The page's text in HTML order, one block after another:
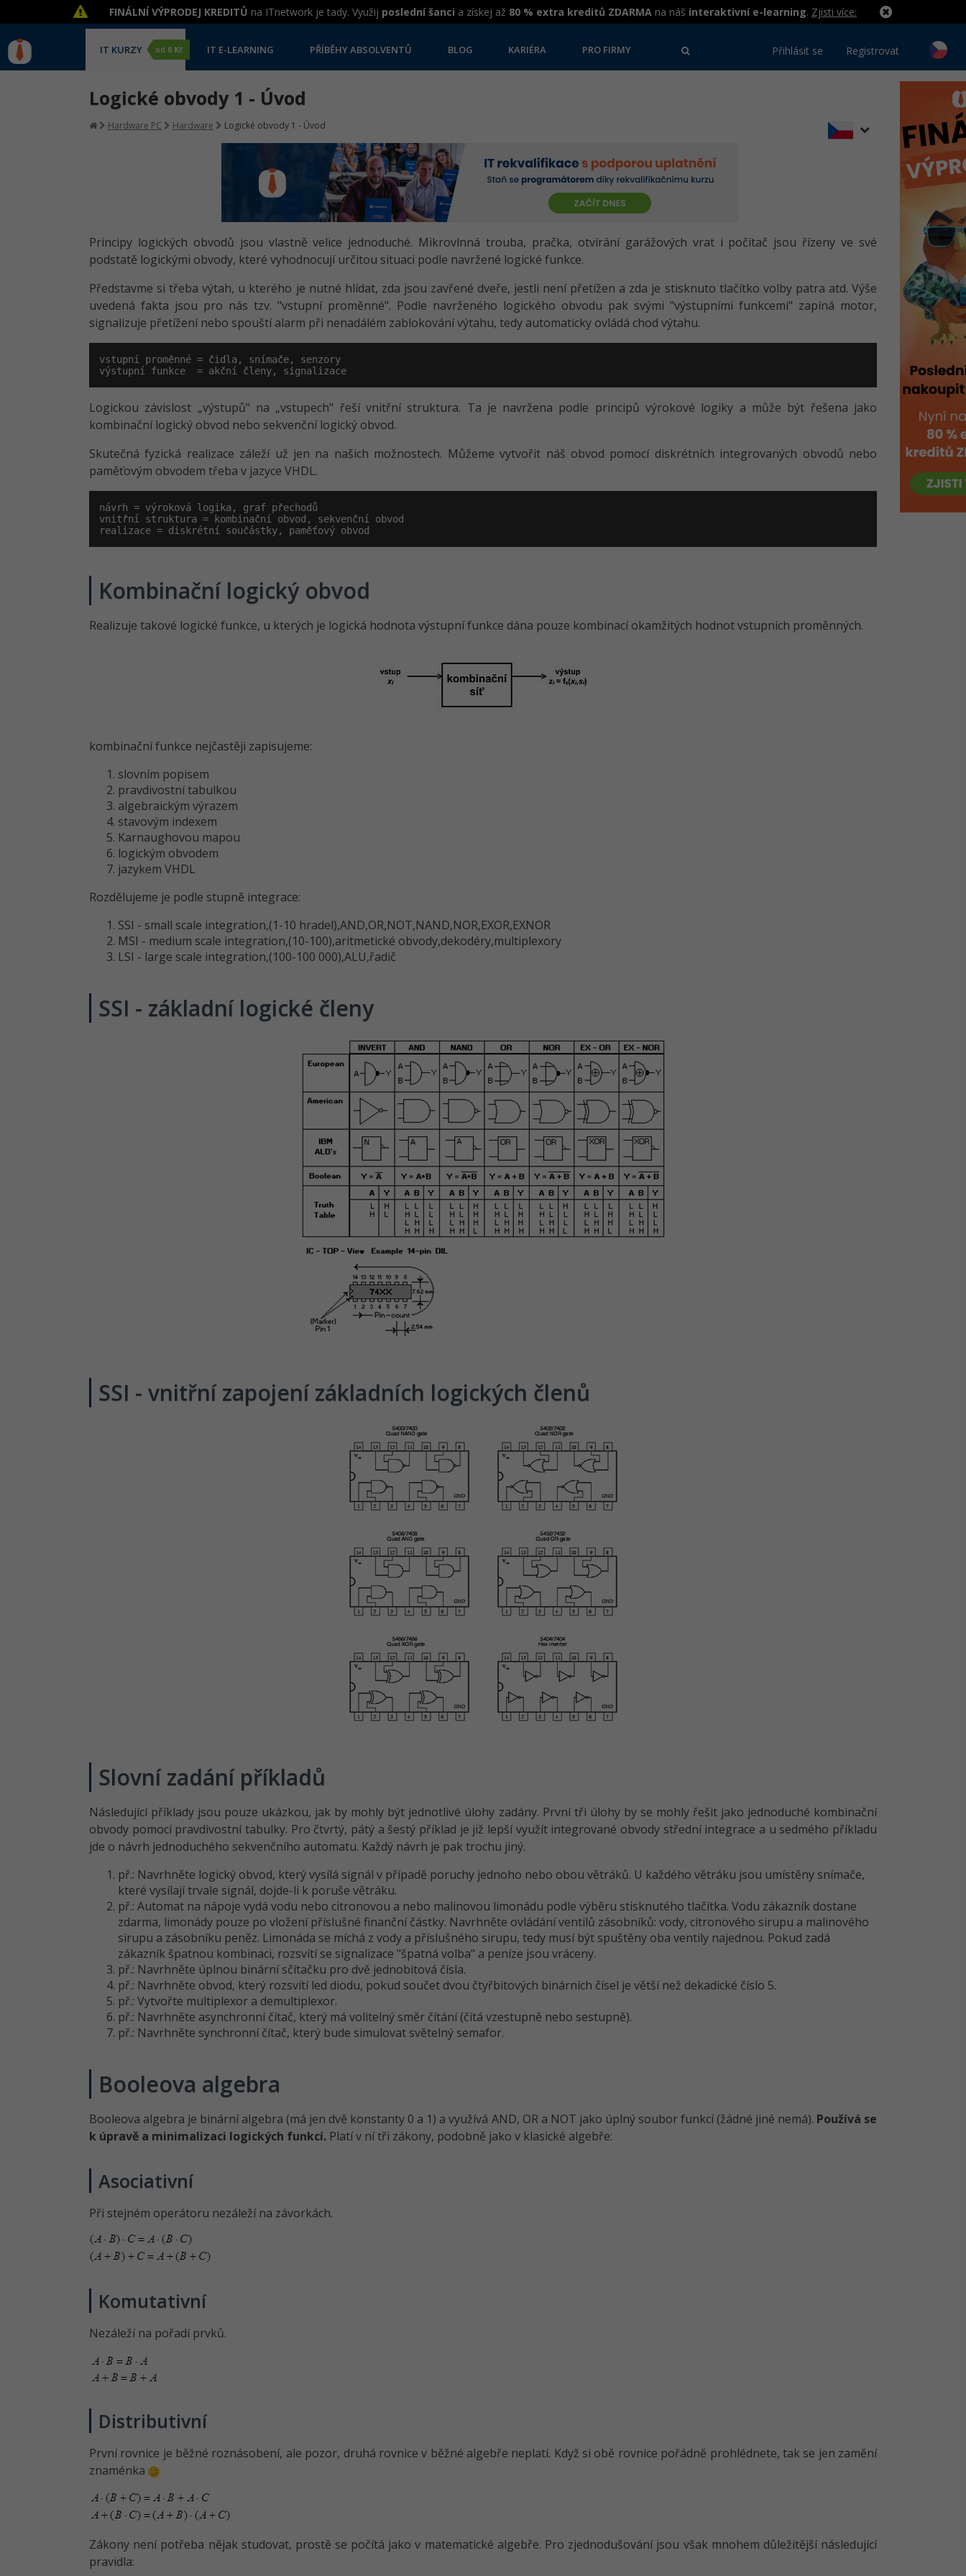
FINÁLNÍ VÝPRODEJ KREDITŮ na ITnetwork je tady. Využij poslední šanci a získej až 80 % extra kreditů ZDARMA na náš interaktivní e-learning. Zjisti více:
IT KURZY od 0 Kč IT E-LEARNING PŘÍBĚHY ABSOLVENTŮ BLOG KARIÉRA PRO FIRMY Přihlásit se Registrovat
Logické obvody 1 - Úvod
Hardware PC Hardware Logické obvody 1 - Úvod
Principy logických obvodů jsou vlastně velice jednoduché. Mikrovlnná trouba, pračka, otvírání garážových vrat i počítač jsou řízeny ve své
podstatě logickými obvody, které vyhodnocují určitou situaci podle navržené logické funkce.
Představme si třeba výtah, u kterého je nutné hlídat, zda jsou zavřené dveře, jestli není přetížen a zda je stisknuto tlačítko volby patra atd. Výše
uvedená fakta jsou pro nás tzv. "vstupní proměnné". Podle navrženého logického obvodu pak svými "výstupními funkcemi" zapíná motor,
signalizuje přetížení nebo spouští alarm při nenadálém zablokování výtahu, tedy automaticky ovládá chod výtahu.
vstupní proměnné = čidla, snímače, senzory
výstupní funkce  = akční členy, signalizace
Logickou závislost „výstupů" na „vstupech" řeší vnitřní struktura. Ta je navržena podle principů výrokové logiky a může být řešena jako
kombinační logický obvod nebo sekvenční logický obvod.
Skutečná fyzická realizace záleží už jen na našich možnostech. Můžeme vytvořit náš obvod pomocí diskrétních integrovaných obvodů nebo
paměťovým obvodem třeba v jazyce VHDL.
návrh = výroková logika, graf přechodů
vnitřní struktura = kombinační obvod, sekvenční obvod
realizace = diskrétní součástky, paměťový obvod
Kombinační logický obvod
Realizuje takové logické funkce, u kterých je logická hodnota výstupní funkce dána pouze kombinací okamžitých hodnot vstupních proměnných.
kombinační funkce nejčastěji zapisujeme:
slovním popisem
pravdivostní tabulkou
algebraickým výrazem
stavovým indexem
Karnaughovou mapou
logickým obvodem
jazykem VHDL
Rozdělujeme je podle stupně integrace:
SSI - small scale integration,(1-10 hradel),AND,OR,NOT,NAN­D,NOR,EXOR,EX­NOR
MSI - medium scale integration,(10-100),aritmetické obvody,dekodé­ry,multiplexo­ry
LSI - large scale integration,(100-100 000),ALU,řadič
SSI - základní logické členy
SSI - vnitřní zapojení základních logických členů
Slovní zadání příkladů
Následující příklady jsou pouze ukázkou, jak by mohly být jednotlivé úlohy zadány. První tři úlohy by se mohly řešit jako jednoduché kombinační
obvody pomocí pravdivostní tabulky. Pro čtvrtý, pátý a šestý příklad je již lepší využít integrované obvody střední integrace a u sedmého příkladu
jde o návrh jednoduchého sekvenčního automatu. Každý návrh je pak trochu jiný.
př.: Navrhněte logický obvod, který vysílá signál v případě poruchy jednoho nebo obou větráků. U každého větráku jsou umístěny snímače,
které vysílají trvale signál, dojde-li k poruše větráku.
př.: Automat na nápoje vydá vodu nebo citronovou a nebo malinovou limonádu podle výběru stisknutého tlačítka. Vodu zákazník dostane
zdarma, limonády pouze po vložení příslušné finanční částky. Navrhněte ovládání ventilů zásobníků: vody, citronového sirupu a malinového
sirupu a zásobníku peněz. Limonáda se míchá z vody a příslušného sirupu, tedy musí být spuštěny oba ventily najednou. Pokud zadá
zákazník špatnou kombinaci, rozsvítí se signalizace "špatná volba" a peníze jsou vráceny.
př.: Navrhněte úplnou binární sčítačku pro dvě jednobitová čísla.
př.: Navrhněte obvod, který rozsvítí led diodu, pokud součet dvou čtyřbitových binárních čísel je větší než dekadické číslo 5.
př.: Vytvořte multiplexor a demultiplexor.
př.: Navrhněte asynchronní čítač, který má volitelný směr čítání (čítá vzestupně nebo sestupně).
př.: Navrhněte synchronní čítač, který bude simulovat světelný semafor.
Booleova algebra
Booleova algebra je binární algebra (má jen dvě konstanty 0 a 1) a využívá AND, OR a NOT jako úplný soubor funkcí (žádné jiné nemá). Používá se
k úpravě a minimalizaci logických funkcí. Platí v ní tři zákony, podobně jako v klasické algebře:
Asociativní
Při stejném operátoru nezáleží na závorkách.
Komutativní
Nezáleží na pořadí prvků.
Distributivní
První rovnice je běžné roznásobení, ale pozor, druhá rovnice v běžné algebře neplatí. Když si obě rovnice pořádně prohlédnete, tak se jen zamění
znaménka
Zákony není potřeba nějak studovat, prostě se počítá jako v matematické algebře. Pro zjednodušování jsou však mnohem důležitější následující
pravidla: